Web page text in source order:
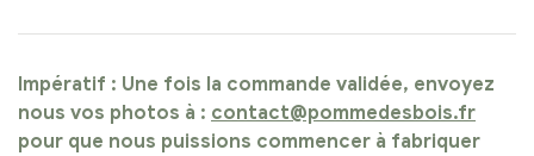
Impératif : Une fois la commande validée, envoyez
nous vos photos à : contact@pommedesbois.fr
pour que nous puissions commencer à fabriquer